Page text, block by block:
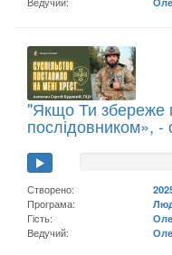
"Якщо Ти збереже
послідовником», -
Створено:
Програма:
Гість:
Ведучий: